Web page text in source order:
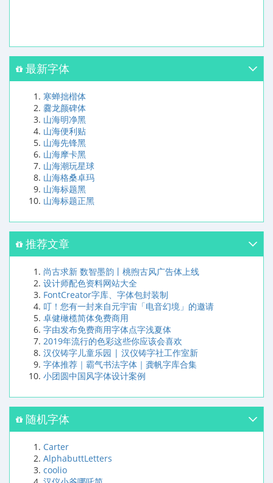
最新字体
寒蝉拙楷体
爨龙颜碑体
山海明净黑
山海便利贴
山海先锋黑
山海摩卡黑
山海潮玩星球
山海格桑卓玛
山海标题黑
山海标题正黑
推荐文章
尚古求新 数智墨韵丨桃煦古风广告体上线
设计师配色资料网站大全
FontCreator字库、字体包封装制
叮！您有一封来自元宇宙「电音幻境」的邀请
卓健橄榄简体免费商用
字由发布免费商用字体点字浅夏体
2019年流行的色彩这些你应该会喜欢
汉仪铸字儿童乐园 | 汉仪铸字社工作室新
字体推荐｜霸气书法字体｜龚帆字库合集
小团圆中国风字体设计案例
随机字体
Carter
AlphabuttLetters
coolio